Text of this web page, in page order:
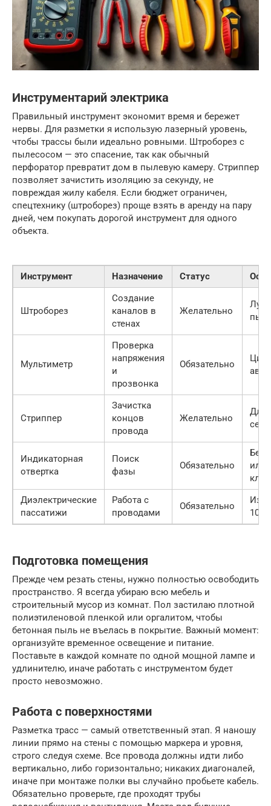
Инструментарий электрика
Правильный инструмент экономит время и бережет
нервы. Для разметки я использую лазерный уровень,
чтобы трассы были идеально ровными. Штроборез с
пылесосом — это спасение, так как обычный
перфоратор превратит дом в пылевую камеру. Стриппер
позволяет зачистить изоляцию за секунду, не
повреждая жилу кабеля. Если бюджет ограничен,
спецтехнику (штроборез) проще взять в аренду на пару
дней, чем покупать дорогой инструмент для одного
объекта.
Инструмент Назначение Статус
Штроборез
Создание
каналов в
стенах
Желательно
Мультиметр
Проверка
напряжения
и
прозвонка
Обязательно
Стриппер
Зачистка
концов
провода
Желательно
Для
Индикаторная
отвертка
Поиск
фазы
Обязательно
или
Диэлектрические
пассатижи
Работа с
проводами
Обязательно
Подготовка помещения
Прежде чем резать стены, нужно полностью освободить
пространство. Я всегда убираю всю мебель и
строительный мусор из комнат. Пол застилаю плотной
полиэтиленовой пленкой или оргалитом, чтобы
бетонная пыль не въелась в покрытие. Важный момент:
организуйте временное освещение и питание.
Поставьте в каждой комнате по одной мощной лампе и
удлинителю, иначе работать с инструментом будет
просто невозможно.
Работа с поверхностями
Разметка трасс — самый ответственный этап. Я наношу
линии прямо на стены с помощью маркера и уровня,
строго следуя схеме. Все провода должны идти либо
вертикально, либо горизонтально; никаких диагоналей,
иначе при монтаже полки вы случайно пробьете кабель.
Обязательно проверьте, где проходят трубы